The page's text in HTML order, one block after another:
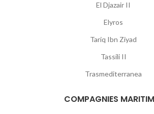
El Djazair II
Elyros
Tariq Ibn Ziyad
Tassili II
Trasmediterranea
COMPAGNIES